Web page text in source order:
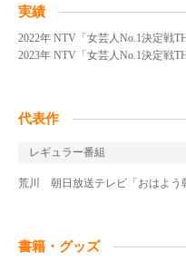
実績
2022年 NTV「女芸人No.1決定戦
2023年 NTV「女芸人No.1決定戦
代表作
レギュラー番組
荒川 朝日放送テレビ「おはよう
書籍・グッズ